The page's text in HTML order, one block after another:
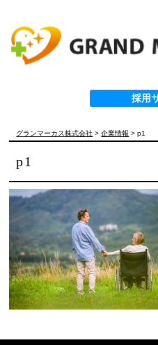
採用
グランマーカス株式会社 >企業情報 >p1
p1